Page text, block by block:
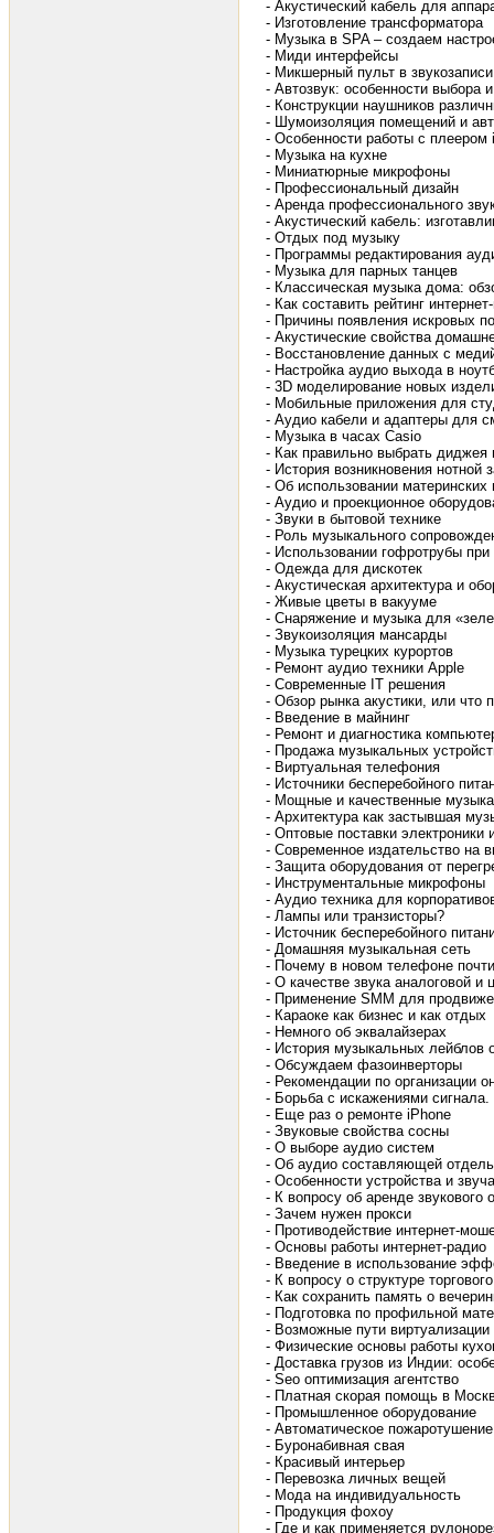
- Акустический кабель для
- Изготовление трансформатора
- Музыка в SPA – создаем
- Миди интерфейсы
- Микшерный пульт в звукозаписи
- Автозвук: особенности выбора
- Конструкции наушников
- Шумоизоляция помещений и
- Особенности работы с плеером
- Музыка на кухне
- Миниатюрные микрофоны
- Профессиональный дизайн
- Аренда профессионального
- Акустический кабель:
- Отдых под музыку
- Программы редактирования
- Музыка для парных танцев
- Классическая музыка дома:
- Как составить рейтинг
- Причины появления искровых
- Акустические свойства
- Восстановление данных с
- Настройка аудио выхода в
- 3D моделирование новых
- Мобильные приложения для
- Аудио кабели и адаптеры для
- Музыка в часах Casio
- Как правильно выбрать диджея
- История возникновения нотной
- Об использовании
- Аудио и проекционное
- Звуки в бытовой технике
- Роль музыкального
- Использовании гофротрубы
- Одежда для дискотек
- Акустическая архитектура и
- Живые цветы в вакууме
- Снаряжение и музыка для
- Звукоизоляция мансарды
- Музыка турецких курортов
- Ремонт аудио техники Apple
- Современные IT решения
- Обзор рынка акустики, или
- Введение в майнинг
- Ремонт и диагностика
- Продажа музыкальных
- Виртуальная телефония
- Источники бесперебойного
- Мощные и качественные
- Архитектура как застывшая
- Оптовые поставки
- Современное издательство на
- Защита оборудования от
- Инструментальные микрофоны
- Аудио техника для
- Лампы или транзисторы?
- Источник бесперебойного
- Домашняя музыкальная сеть
- Почему в новом телефоне
- О качестве звука аналоговой и
- Применение SMM для
- Караоке как бизнес и как отдых
- Немного об эквалайзерах
- История музыкальных лейблов
- Обсуждаем фазоинверторы
- Рекомендации по организации
- Борьба с искажениями
- Еще раз о ремонте iPhone
- Звуковые свойства сосны
- О выборе аудио систем
- Об аудио составляющей
- Особенности устройства и
- К вопросу об аренде звукового
- Зачем нужен прокси
- Противодействие интернет-
- Основы работы интернет-радио
- Введение в использование
- К вопросу о структуре
- Как сохранить память о
- Подготовка по профильной
- Возможные пути виртуализации
- Физические основы работы
- Доставка грузов из Индии:
- Seo оптимизация агентство
- Платная скорая помощь в
- Промышленное оборудование
- Автоматическое пожаротушение
- Буронабивная свая
- Красивый интерьер
- Перевозка личных вещей
- Мода на индивидуальность
- Продукция фохоу
- Где и как применяется